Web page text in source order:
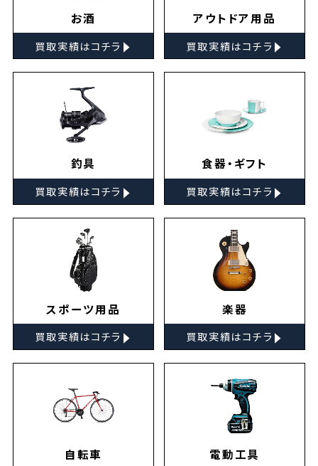
お酒
買取実績はコチラ ▸
アウトドア用品
買取実績はコチラ ▸
釣具
買取実績はコチラ ▸
食器・ギフト
買取実績はコチラ ▸
スポーツ用品
買取実績はコチラ ▸
楽器
買取実績はコチラ ▸
自転車 電動工具